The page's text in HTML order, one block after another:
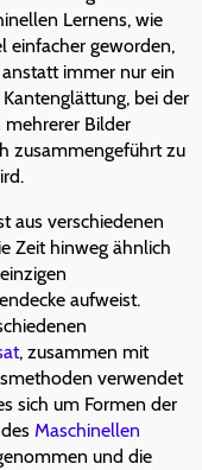
Lernens, wie
einfacher geworden,
immer nur ein
bei der
Bilder
zusammengeführt zu
aus verschiedenen
Zeit hinweg ähnlich
aufweist.
, zusammen mit
verwendet
sich um Formen der
Maschinellen
und die